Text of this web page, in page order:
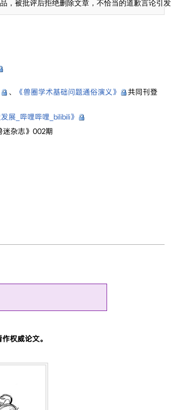
、 《兽圈学术基础问题通俗演义》
共同刊登
展_哔哩哔哩_bilibili》
杂志》002期
权威论文。